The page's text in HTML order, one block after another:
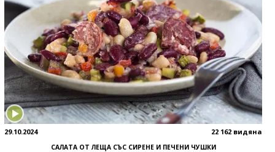
29.10.2024 22 162 видяна
САЛАТА ОТ ЛЕЩА СЪС СИРЕНЕ И ПЕЧЕНИ ЧУШКИ